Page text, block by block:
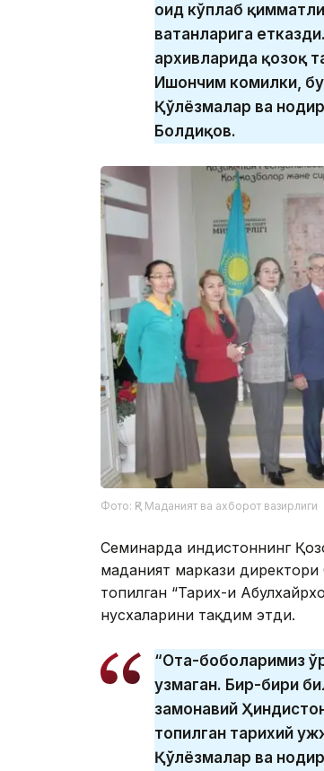
оид кўплаб
ватанларига
архивларида қозоқ
Ишончим комилки,
Қўлёзмалар ва
Болдиқов.
Фото: ҚР Маданият ва ахборот вазирлиги
Семинарда Ҳиндистоннинг
маданият маркази
топилган “Тарих-и
нусхаларини тақдим этди.
“Ота-боболаримиз
узмаган. Бир-бири
замонавий
топилган тарихий
Қўлёзмалар ва